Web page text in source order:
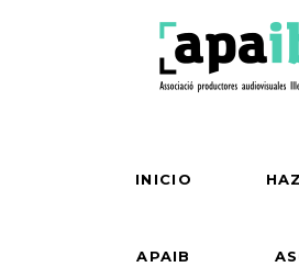
INICIO
APAIB